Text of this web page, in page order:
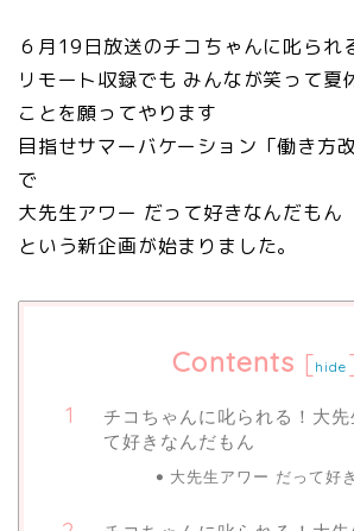
６月19日放送のチコちゃんに叱られ
リモート収録でも みんなが笑って夏
ことを願ってやります
目指せサマーバケーション 「働き方
で
大先生アワー だって好きなんだもん
という新企画が始まりました。
Contents [hide
チコちゃんに叱られる！大
て好きなんだもん
大先生アワー だって好